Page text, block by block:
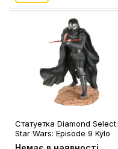
Статуетка Diamond Select:
Star Wars: Episode 9 Kylo
Ren, (83811)